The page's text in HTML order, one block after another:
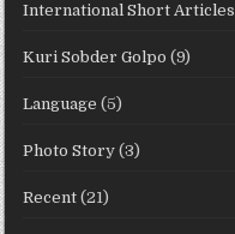
International Short Articles
Kuri Sobder Golpo (9)
Language (5)
Photo Story (3)
Recent (21)